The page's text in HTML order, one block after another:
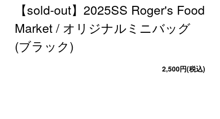
【sold-out】2025SS Roger's Food
Market / オリジナルミニバッグ
(ブラック)
2,500円(税込)